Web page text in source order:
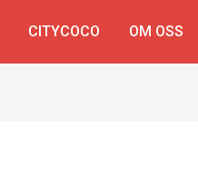
CITYCOCO OM OSS